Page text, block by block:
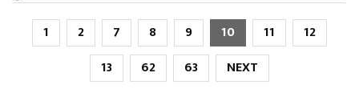
1 2 7 8 9 10 11
12
13
62 63 NEXT